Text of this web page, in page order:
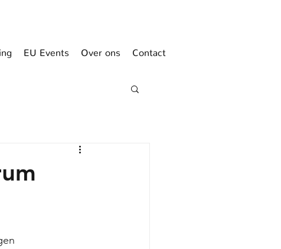
EU Events Over ons Contact